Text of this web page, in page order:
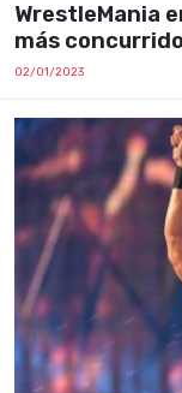
WrestleMania
más
02/01/2023